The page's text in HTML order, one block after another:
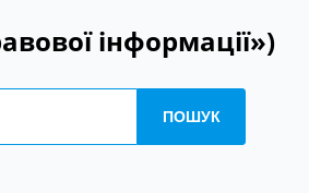
інформації»)